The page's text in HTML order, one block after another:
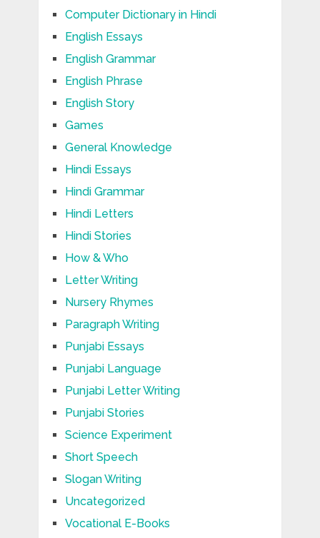
Computer Dictionary in Hindi
English Essays
English Grammar
English Phrase
English Story
Games
General Knowledge
Hindi Essays
Hindi Grammar
Hindi Letters
Hindi Stories
How & Who
Letter Writing
Nursery Rhymes
Paragraph Writing
Punjabi Essays
Punjabi Language
Punjabi Letter Writing
Punjabi Stories
Science Experiment
Short Speech
Slogan Writing
Uncategorized
Vocational E-Books